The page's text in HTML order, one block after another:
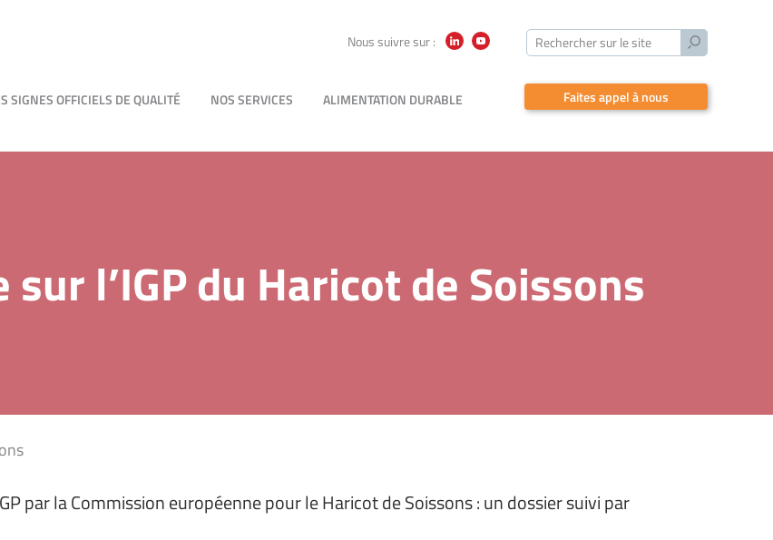
Nous suivre sur :
Rechercher sur le site
Lancer
recherche
SIGNES OFFICIELS DE QUALITÉ NOS SERVICES ALIMENTATION DURABLE Faites appel à nous
l’IGP du Haricot de Soissons
par la Commission européenne pour le Haricot de Soissons : un dossier suivi par